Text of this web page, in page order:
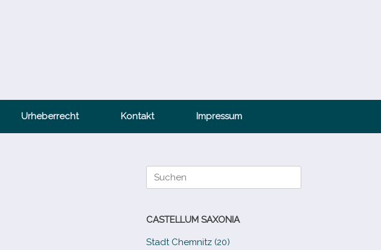
Urheberrecht Kontakt Impressum
Suche
nach:
CASTELLUM SAXONIA
Stadt Chemnitz (20)